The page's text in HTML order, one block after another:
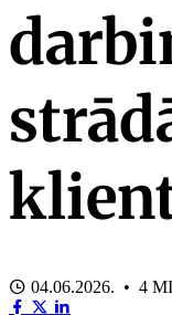
04.06.2026. • 4